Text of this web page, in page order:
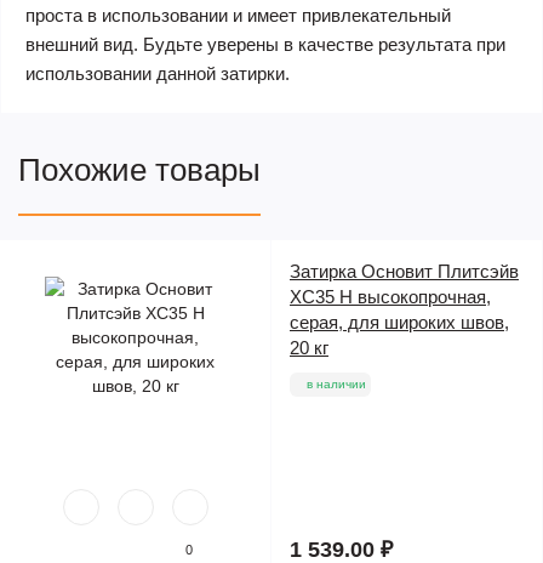
проста в использовании и имеет привлекательный
внешний вид. Будьте уверены в качестве результата при
использовании данной затирки.
Похожие товары
0
Затирка Основит Плитсэйв
XC35 H высокопрочная,
серая, для широких швов,
20 кг
в наличии
1 539.00 ₽